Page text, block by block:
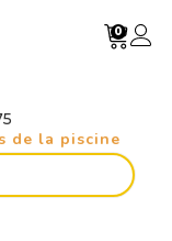
0
de la piscine